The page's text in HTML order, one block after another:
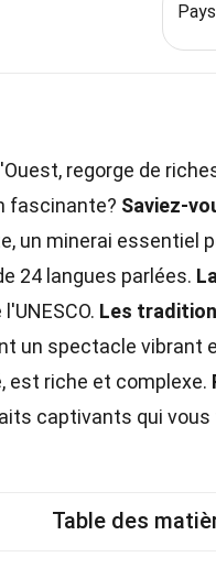
Pays
regorge de
fascinante? Saviez-
un minerai essentiel
24 langues parlées.
Les
un spectacle vibrant
est riche et complexe.
captivants qui vous
Table des